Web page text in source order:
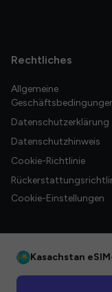
Rechtliches
Allgemeine
Datenschutzerklärung
Datenschutzhinweis
Cookie-Richtlinie
Cookie-Einstellungen
Kasachstan